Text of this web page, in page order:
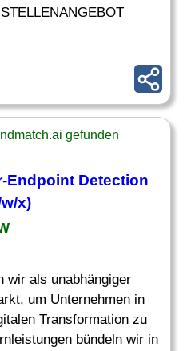
gefunden
Endpoint Detection
x)
wir als unabhängiger
um Unternehmen in
Transformation zu
bündeln wir in